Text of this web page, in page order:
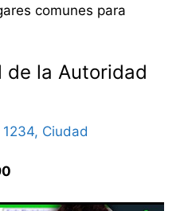
comunes para
de la Autoridad
Ciudad